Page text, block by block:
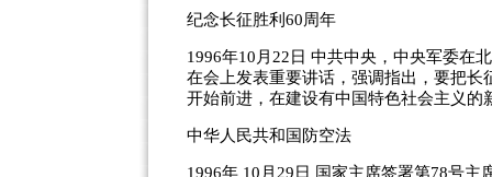
纪念长征胜利60周年
1996年10月22日 中共中央，中央军委在
在会上发表重要讲话，强调指出，要把
开始前进，在建设有中国特色社会主义的
中华人民共和国防空法
1996年 10月29日 国家主席签署第78号